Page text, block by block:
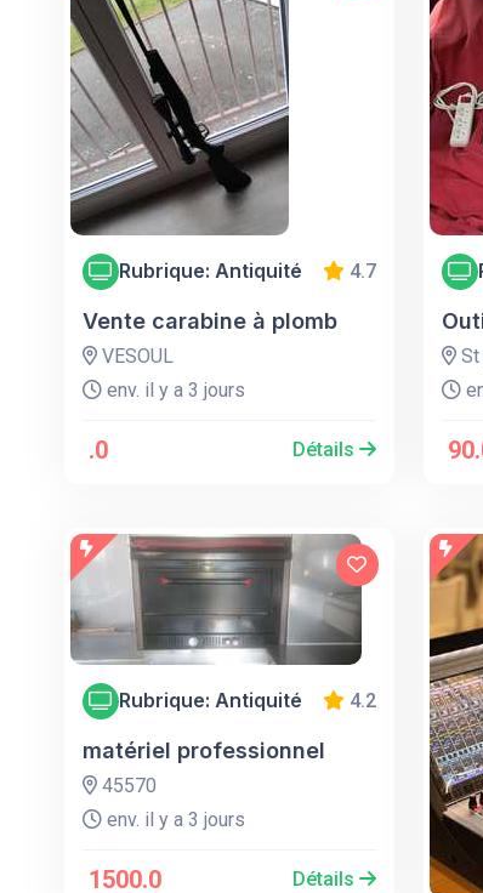
Rubrique: Antiquité 4.7
Vente carabine à plomb
VESOUL
env. il y a 3 jours
.0 Détails
St
Rubrique: Antiquité 4.2
matériel professionnel
45570
env. il y a 3 jours
1500.0 Détails